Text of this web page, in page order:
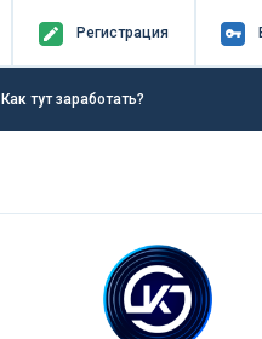
Регистрация
Как тут заработать?